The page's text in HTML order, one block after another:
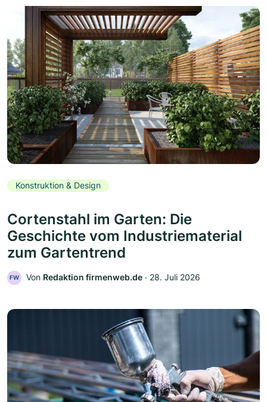
Konstruktion & Design
Cortenstahl im Garten: Die
Geschichte vom Industriematerial
zum Gartentrend
FW Von Redaktion firmenweb.de ‧ 28. Juli 2026